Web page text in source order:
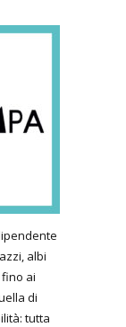
albi
ai
di
tutta